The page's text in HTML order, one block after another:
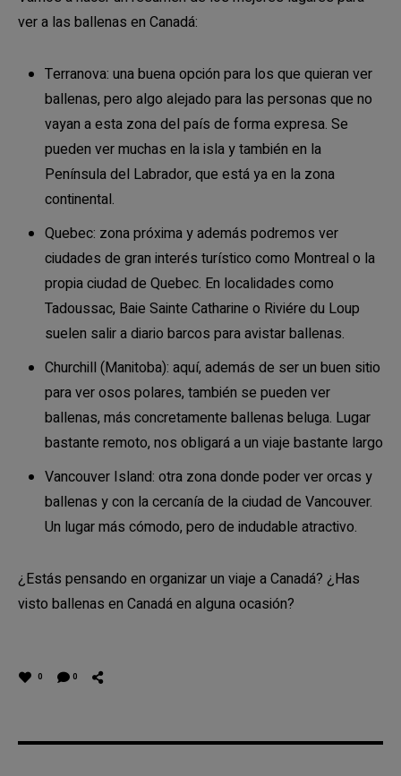
ver a las ballenas en Canadá:
Terranova: una buena opción para los que quieran ver
ballenas, pero algo alejado para las personas que no
vayan a esta zona del país de forma expresa. Se
pueden ver muchas en la isla y también en la
Península del Labrador, que está ya en la zona
continental.
Quebec: zona próxima y además podremos ver
ciudades de gran interés turístico como Montreal o la
propia ciudad de Quebec. En localidades como
Tadoussac, Baie Sainte Catharine o Riviére du Loup
suelen salir a diario barcos para avistar ballenas.
Churchill (Manitoba): aquí, además de ser un buen sitio
para ver osos polares, también se pueden ver
ballenas, más concretamente ballenas beluga. Lugar
bastante remoto, nos obligará a un viaje bastante largo
Vancouver Island: otra zona donde poder ver orcas y
ballenas y con la cercanía de la ciudad de Vancouver.
Un lugar más cómodo, pero de indudable atractivo.
¿Estás pensando en organizar un viaje a Canadá? ¿Has
visto ballenas en Canadá en alguna ocasión?
0 0